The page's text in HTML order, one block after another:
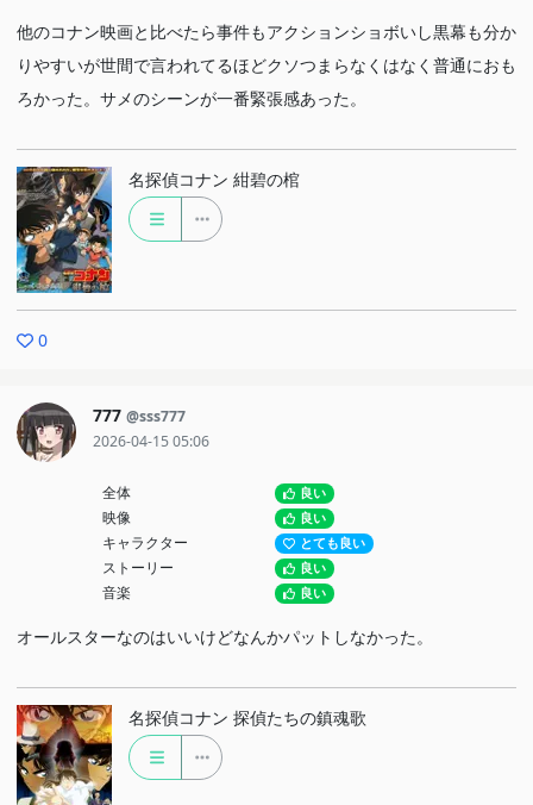
他のコナン映画と比べたら事件もアクションショボいし黒幕も分か
りやすいが世間で言われてるほどクソつまらなくはなく普通におも
ろかった。サメのシーンが一番緊張感あった。
名探偵コナン 紺碧の棺
0
777 @sss777
2026-04-15 05:06
全体 良い
映像 良い
キャラクター とても良い
ストーリー 良い
音楽 良い
オールスターなのはいいけどなんかパットしなかった。
名探偵コナン 探偵たちの鎮魂歌